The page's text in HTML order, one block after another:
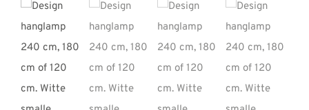
REVIEWS